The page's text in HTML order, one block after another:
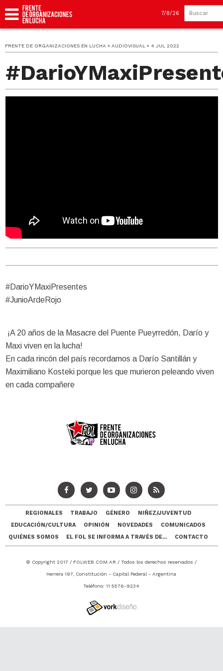
7/8/26
FRENTE DE ORGANIZACIONES EN LUCHA » AUDIOVISUAL » 4 JUL 2022
#DarioYMaxiPresentes
#JunioArdeRojo
¡A 20 años de la Masacre del Puente Pueyrredón, Darío y
Maxi viven en la lucha!
En cada rincón del país recordamos a Darío Santillán y
Maximiliano Kosteki porque les que murieron peleando viven
en cada compañere
REGIONALES TRABAJO GÉNERO
NIÑEZ/JUVENTUD
EDUCACIÓN/CULTURA
OPINIÓN NOVEDADES
COMUNICADOS
QUIÉNES SOMOS
EL FOL SE INFORMA A TRAVÉS DE... CONTACTO
© Copyright 2017 / FOLWEB.COM.AR / Todos los derechos reservados /
Herrera 197, Constitución - Capital Federal - Argentina
Teléfono: 11 5576-9234